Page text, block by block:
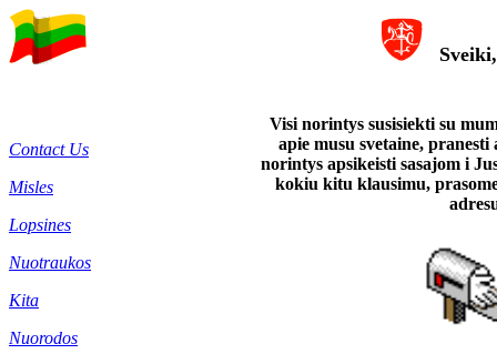
Contact Us
Misles
Lopsines
Nuotraukos
Kita
Nuorodos
Visi norintys susisiekti su
apie musu svetaine, pranesti
norintys apsikeisti sasajom i
kokiu kitu klausimu,